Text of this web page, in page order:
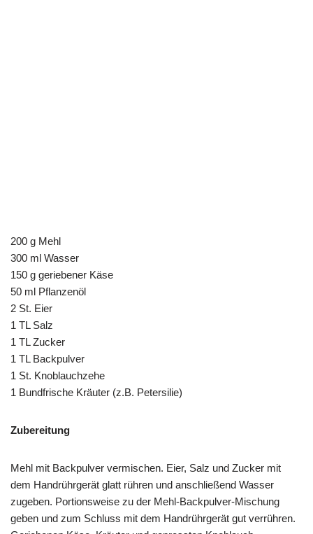
200 g Mehl
300 ml Wasser
150 g geriebener Käse
50 ml Pflanzenöl
2 St. Eier
1 TL Salz
1 TL Zucker
1 TL Backpulver
1 St. Knoblauchzehe
1 Bundfrische Kräuter (z.B. Petersilie)
Zubereitung
Mehl mit Backpulver vermischen. Eier, Salz und Zucker mit
dem Handrührgerät glatt rühren und anschließend Wasser
zugeben. Portionsweise zu der Mehl-Backpulver-Mischung
geben und zum Schluss mit dem Handrührgerät gut verrühren.